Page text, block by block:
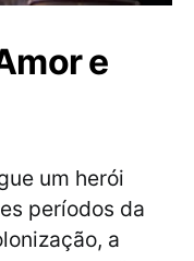
e
um herói
períodos da
a